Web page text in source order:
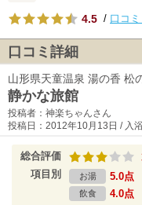
4.5 / 口コ
口コミ詳細
山形県天童温泉 湯の香 松
静かな旅館
投稿者：神楽ちゃんさん
投稿日：2012年10月13日 / 入
総合評価
項目別 お湯 5.0点
飲食 4.0点